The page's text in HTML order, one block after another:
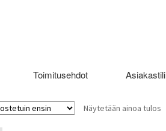
Toimitusehdot Asiakastili
Näytetään ainoa tulos